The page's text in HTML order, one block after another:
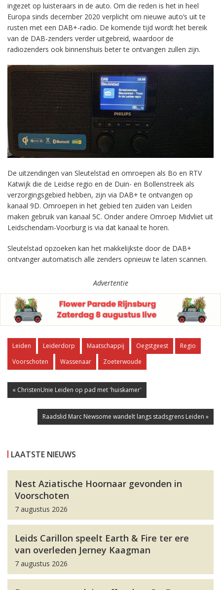
ingezet op luisteraars in de auto. Om die reden is het in heel
Europa sinds december 2020 verplicht om nieuwe auto’s uit te
rusten met een DAB+-radio. De komende tijd wordt het bereik
van de DAB-zenders verder uitgebreid, waardoor de
radiozenders ook binnenshuis beter te ontvangen zullen zijn.
De uitzendingen van Sleutelstad en omroepen als Bo en RTV
Katwijk die de Leidse regio en de Duin- en Bollenstreek als
verzorgingsgebied hebben, zijn via DAB+ te ontvangen op
kanaal 9D. Omroepen in het gebied ten zuiden van Leiden
maken gebruik van kanaal 5C. Onder andere Omroep Midvliet uit
Leidschendam-Voorburg is via dat kanaal te horen.
Sleutelstad opzoeken kan het makkelijkste door de DAB+
ontvanger automatisch alle zenders opnieuw te laten scannen.
Advertentie
Leiden Leiderdorp Maatschappij Oegstgeest
Regio
Voorschoten
Wassenaar Zoeterwoude
« ChristenUnie Leiden op pad met 'huiskamer'
Raadslid Marc Newsome wandelt langs stadsgrens Leiden »
LAATSTE NIEUWS
Nest Aziatische Hoornaar gevonden in
Voorschoten
7 augustus 2026
Leids Carillon speelt Earth & Fire ter ere
van overleden Jerney Kaagman
7 augustus 2026